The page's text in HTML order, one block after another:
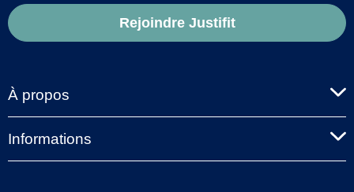
Rejoindre Justifit
À propos
Informations